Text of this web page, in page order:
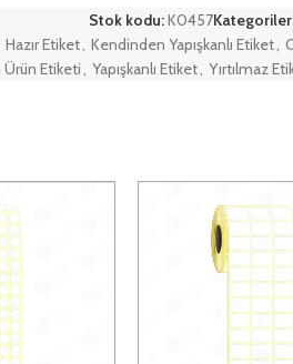
Stok kodu:K0457
Hazır Etiket, Kendinden Yapışkanlı Etiket,
Ürün Etiketi, Yapışkanlı Etiket, Yırtılmaz